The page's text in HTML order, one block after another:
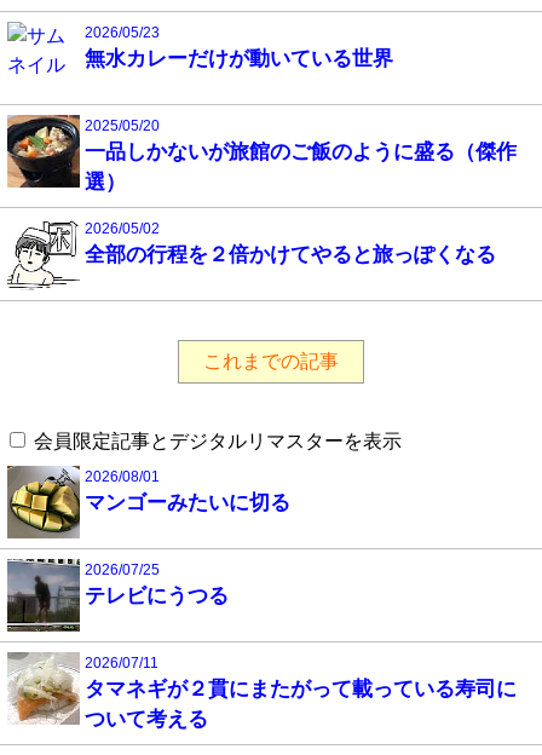
2026/05/23
無水カレーだけが動いている世界
2025/05/20
一品しかないが旅館のご飯のように盛る（傑作
選）
2026/05/02
全部の行程を２倍かけてやると旅っぽくなる
これまでの記事
会員限定記事とデジタルリマスターを表示
2026/08/01
マンゴーみたいに切る
2026/07/25
テレビにうつる
2026/07/11
タマネギが２貫にまたがって載っている寿司に
ついて考える